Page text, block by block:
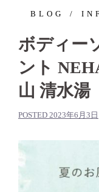
BLOG
ボディー
ント
山 清水湯
POSTED 2023年6月3日